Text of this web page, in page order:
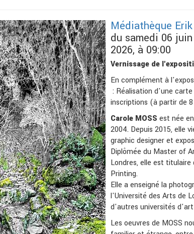
Médiathèque
du samedi 06
2026, à 09:00
Vernissage de
En complément à
: Réalisation d'une
inscriptions (à partir de
Carole MOSS est née
2004. Depuis 2015, elle
graphic designer et
Diplômée du Master of
Londres, elle est
Printing.
Elle a enseigné la
l'Université des Arts de
d'autres universités d'art
Les oeuvres de MOSS